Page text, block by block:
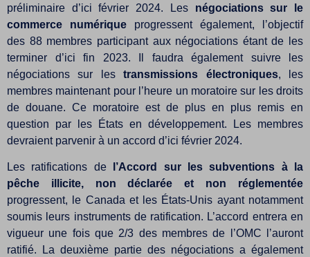
préliminaire d’ici février 2024. Les négociations sur le
commerce numérique progressent également, l’objectif
des 88 membres participant aux négociations étant de les
terminer d’ici fin 2023. Il faudra également suivre les
négociations sur lestransmissions électroniques, les
membres maintenant pour l’heure un moratoire sur les droits
de douane. Ce moratoire est de plus en plus remis en
question par les États en développement. Les membres
devraient parvenir à un accord d’ici février 2024.
Les ratifications de
l’Accord sur les subventions à la
pêche illicite, non déclarée et non réglementée
progressent, le Canada et les États-Unis ayant notamment
soumis leurs instruments de ratification. L’accord entrera en
vigueur une fois que 2/3 des membres de l’OMC l’auront
ratifié. La deuxième partie des négociations a également